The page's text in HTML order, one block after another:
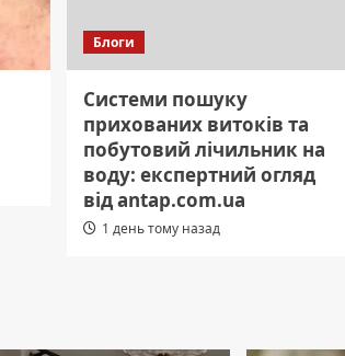
Блоги
Системи пошуку
прихованих витоків та
побутовий лічильник на
воду: експертний огляд
від antap.com.ua
1 день тому назад